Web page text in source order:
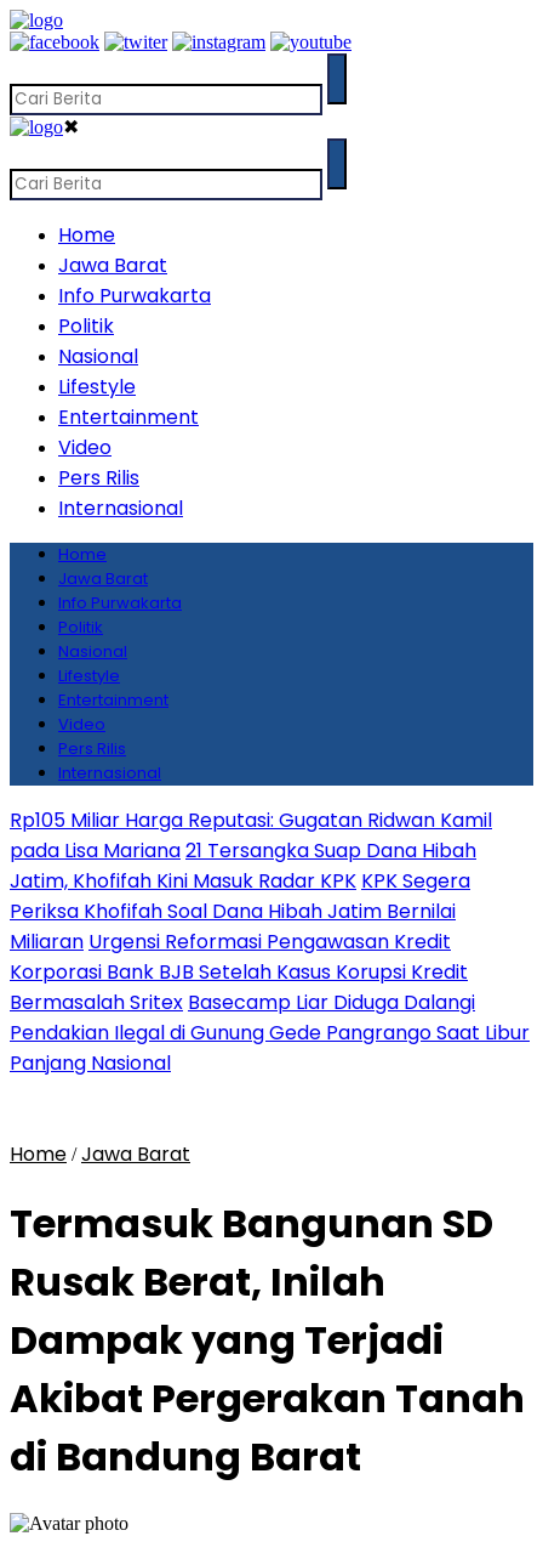
✖
Home
Jawa Barat
Info Purwakarta
Politik
Nasional
Lifestyle
Entertainment
Video
Pers Rilis
Internasional
Home
Jawa Barat
Info Purwakarta
Politik
Nasional
Lifestyle
Entertainment
Video
Pers Rilis
Internasional
Rp105 Miliar Harga Reputasi: Gugatan Ridwan Kamil
pada Lisa Mariana21 Tersangka Suap Dana Hibah
Jatim, Khofifah Kini Masuk Radar KPK KPK Segera
Periksa Khofifah Soal Dana Hibah Jatim Bernilai
Miliaran Urgensi Reformasi Pengawasan Kredit
Korporasi Bank BJB Setelah Kasus Korupsi Kredit
Bermasalah Sritex Basecamp Liar Diduga Dalangi
Pendakian Ilegal di Gunung Gede Pangrango Saat Libur
Panjang Nasional
Home /Jawa Barat
Termasuk Bangunan SD
Rusak Berat, Inilah
Dampak yang Terjadi
Akibat Pergerakan Tanah
di Bandung Barat